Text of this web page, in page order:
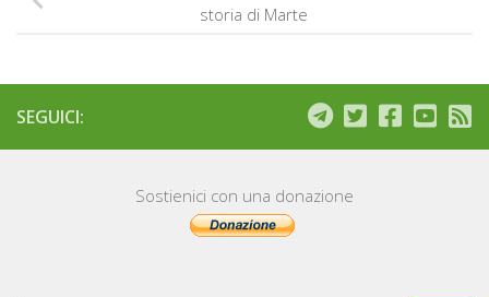
storia di Marte
SEGUICI:
Sostienici con una donazione